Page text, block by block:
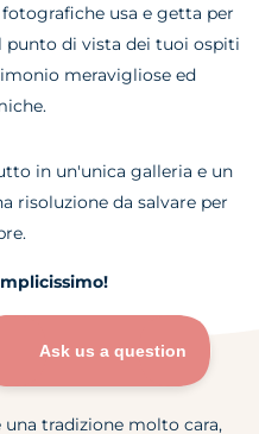
usa e getta per
di vista dei tuoi ospiti
meravigliose ed
in un'unica galleria e un
risoluzione da salvare per
tradizione molto cara,